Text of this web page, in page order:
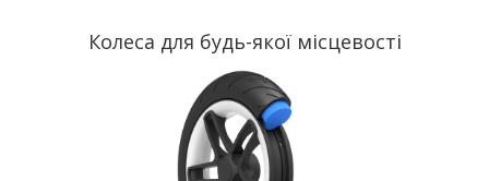
Колеса для будь-якої місцевості